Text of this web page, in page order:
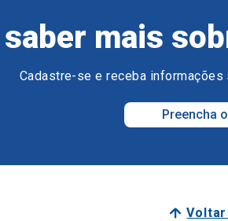
mais
Cadastre-se e receba
Preencha